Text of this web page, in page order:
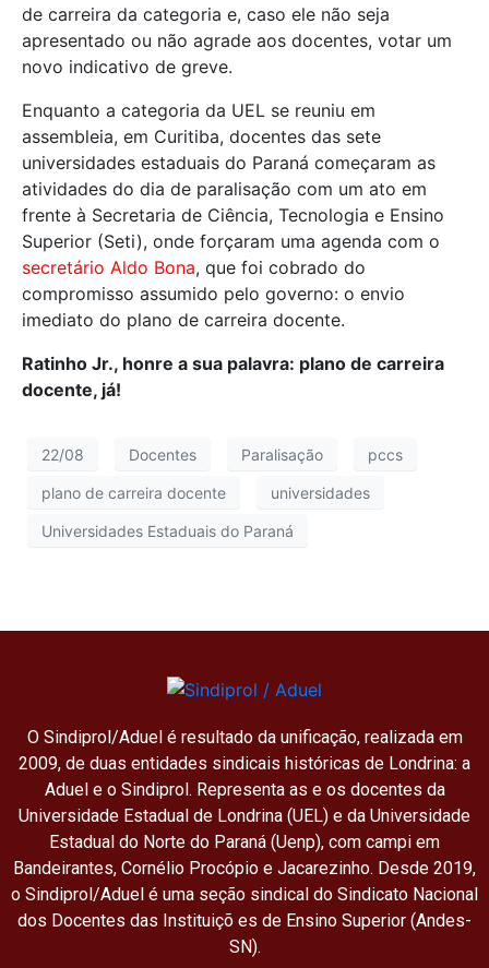
de carreira da categoria e, caso ele não seja
apresentado ou não agrade aos docentes, votar um
novo indicativo de greve.
Enquanto a categoria da UEL se reuniu em
assembleia, em Curitiba, docentes das sete
universidades estaduais do Paraná começaram as
atividades do dia de paralisação com um ato em
frente à Secretaria de Ciência, Tecnologia e Ensino
Superior (Seti), onde forçaram uma agenda com o
secretário Aldo Bona, que foi cobrado do
compromisso assumido pelo governo: o envio
imediato do plano de carreira docente.
Ratinho Jr., honre a sua palavra: plano de carreira
docente, já!
22/08 Docentes Paralisação pccs
plano de carreira docente universidades
Universidades Estaduais do Paraná
O Sindiprol/Aduel é resultado da unificação, realizada em
2009, de duas entidades sindicais históricas de Londrina: a
Aduel e o Sindiprol. Representa as e os docentes da
Universidade Estadual de Londrina (UEL) e da Universidade
Estadual do Norte do Paraná (Uenp), com campi em
Bandeirantes, Cornélio Procópio e Jacarezinho. Desde 2019,
o Sindiprol/Aduel é uma seção sindical do Sindicato Nacional
dos Docentes das Instituiçõ es de Ensino Superior (Andes-
SN).